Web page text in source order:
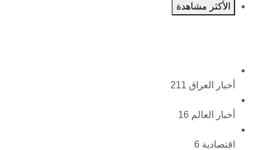
الأكثر مشاهدة
أخبار العراق 211
أخبار العالم 16
اقتصادية 6